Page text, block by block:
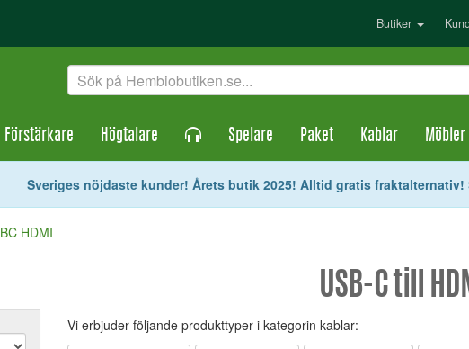
Butiker
Förstärkare Högtalare Spelare Paket Kablar Möbler
Sveriges nöjdaste kunder! Årets butik 2025! Alltid gratis fraktalternativ!
HDMI
USB-C till
Vi erbjuder följande produkttyper i kategorin kablar: